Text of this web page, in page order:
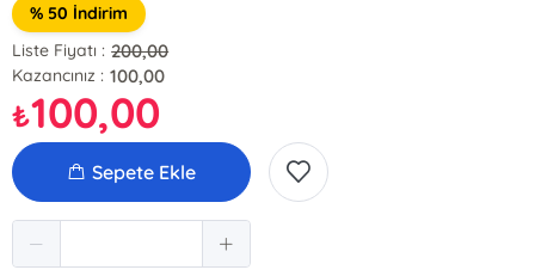
% 50 İndirim
Liste Fiyatı : 200,00
Kazancınız : 100,00
₺100,00
Sepete Ekle